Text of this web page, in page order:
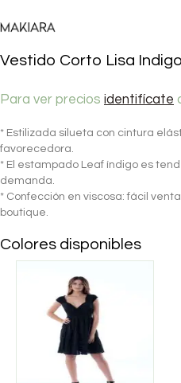
Vestido Corto Lisa Indigo
Para ver precios identifícate
* Estilizada silueta con cintura
favorecedora.
* El estampado Leaf índigo es
demanda.
* Confección en viscosa: fácil
boutique.
Colores disponibles